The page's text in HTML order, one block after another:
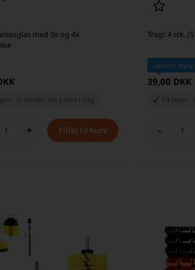
med 3x og 4x
-Vi sender din pakke i dag
+
Tragt 4 stk.
Laveste
39,00 DKK
På lager
-